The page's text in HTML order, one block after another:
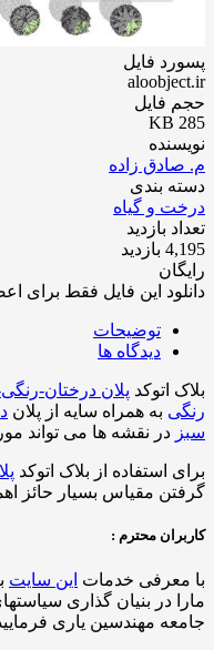
فایل
فایل
زاده
بندی
و گیاه
بازدید
این فایل فقط برای اعضا
توضیحات
دیدگاه ها
اتوکد پلان درختان-رنگی-
به همراه سایه از پلان
در نقشه ها می تواند مورد
استفاده از بلاک اتوکد پلان
مقیاس بسیار حائز
محترم :
خدماتاین سایتبه
در بنیان گذاری سیاستهای
مهندسین یاری فرمایید.